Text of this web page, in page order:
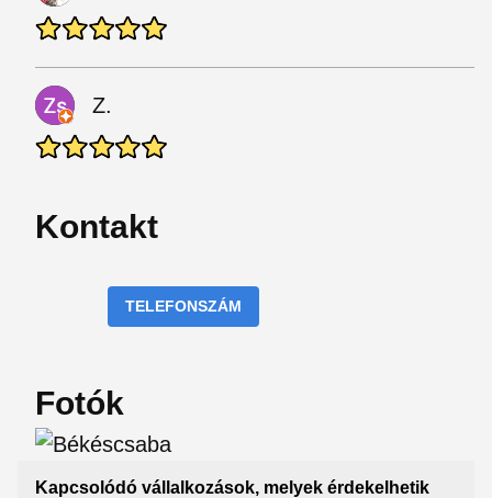
Z.
Kontakt
TELEFONSZÁM
Fotók
Kapcsolódó vállalkozások, melyek érdekelhetik